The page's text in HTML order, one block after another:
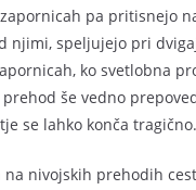
pa pritisnejo
njimi, speljujejo pri
ko svetlobna
še vedno
se lahko konča tragično.
na nivojskih prehodih